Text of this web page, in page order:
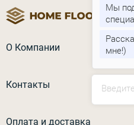
О Компании
Контакты
Оплата и доставка
Мы
мне!)